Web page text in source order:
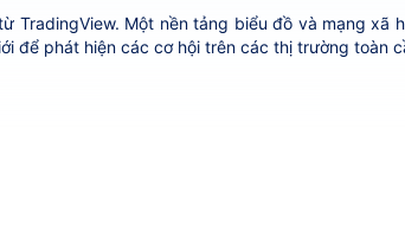
TradingView. Một nền tảng biểu đồ và mạng xã
để phát hiện các cơ hội trên các thị trường toàn